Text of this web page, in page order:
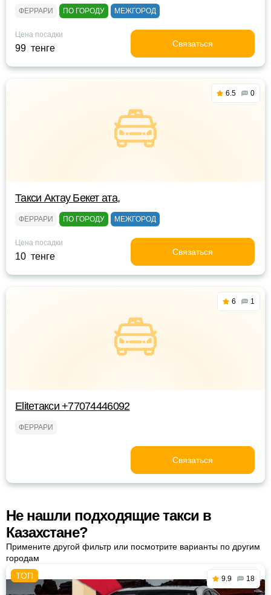
ФЕРРАРИ ПО ГОРОДУ МЕЖГОРОД
Цена посадки
99 тенге Связаться
6.5 0
Такси Актау Бекет ата,
ФЕРРАРИ ПО ГОРОДУ МЕЖГОРОД
Цена посадки
10 тенге Связаться
6 1
Eliteтакси +77074446092
ФЕРРАРИ
Связаться
Не нашли подходящие такси в
Казахстане?
Примените другой фильтр или посмотрите варианты по другим
городам
9.9 18